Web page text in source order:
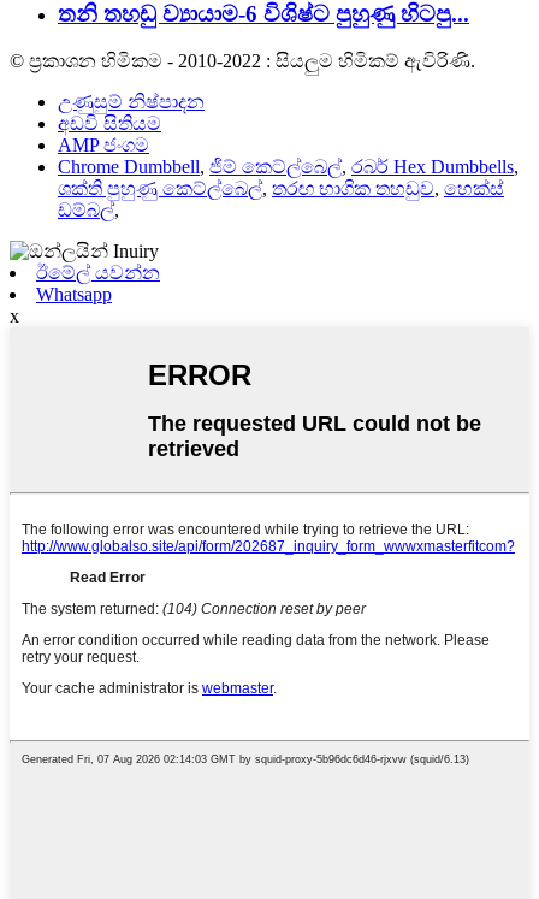
තනි තහඩු ව්‍යායාම-6 විශිෂ්ට පුහුණු හිටපු...
© ප්‍රකාශන හිමිකම - 2010-2022 : සියලුම හිමිකම් ඇවිරිණි.
උණුසුම් නිෂ්පාදන
අඩවි සිතියම
AMP ජංගම
Chrome Dumbbell, ජිම් කෙට්ල්බෙල්, රබර් Hex Dumbbells,
ශක්ති පුහුණු කෙට්ල්බෙල්, තරඟ භාගික තහඩුව, හෙක්ස්
ඩම්බල්,
ඊමේල් යවන්න
Whatsapp
x